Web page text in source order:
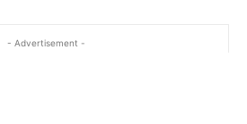
- Advertisement -